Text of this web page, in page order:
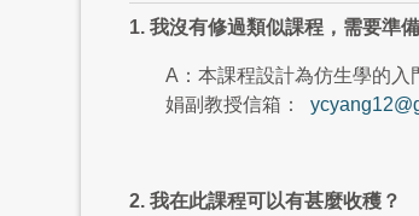
1. 我沒有修過類似課程，需要準
A：本課程設計為仿生學的
娟副教授信箱：
2. 我在此課程可以有甚麼收穫？